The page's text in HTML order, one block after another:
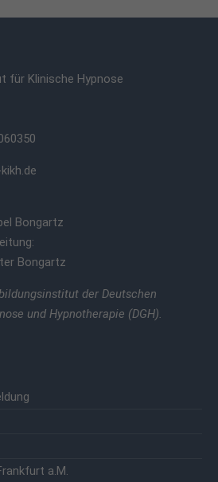
für Klinische Hypnose
Bongartz
Bongartz
der Deutschen
und Hypnotherapie (DGH).
a.M.